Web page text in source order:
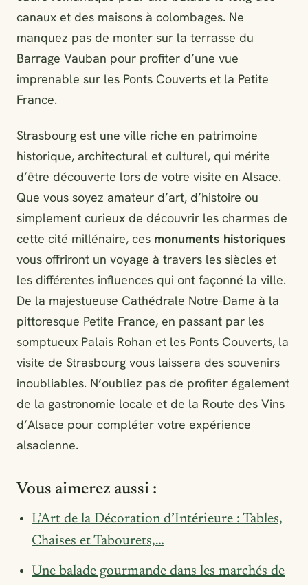
canaux et des maisons à colombages. Ne
manquez pas de monter sur la terrasse du
Barrage Vauban pour profiter d’une vue
imprenable sur les Ponts Couverts et la Petite
France.
Strasbourg est une ville riche en patrimoine
historique, architectural et culturel, qui mérite
d’être découverte lors de votre visite en Alsace.
Que vous soyez amateur d’art, d’histoire ou
simplement curieux de découvrir les charmes de
cette cité millénaire, ces monuments historiques
vous offriront un voyage à travers les siècles et
les différentes influences qui ont façonné la ville.
De la majestueuse Cathédrale Notre-Dame à la
pittoresque Petite France, en passant par les
somptueux Palais Rohan et les Ponts Couverts, la
visite de Strasbourg vous laissera des souvenirs
inoubliables. N’oubliez pas de profiter également
de la gastronomie locale et de la Route des Vins
d’Alsace pour compléter votre expérience
alsacienne.
Vous aimerez aussi :
L’Art de la Décoration d’Intérieure : Tables,
Chaises et Tabourets,…
Une balade gourmande dans les marchés de